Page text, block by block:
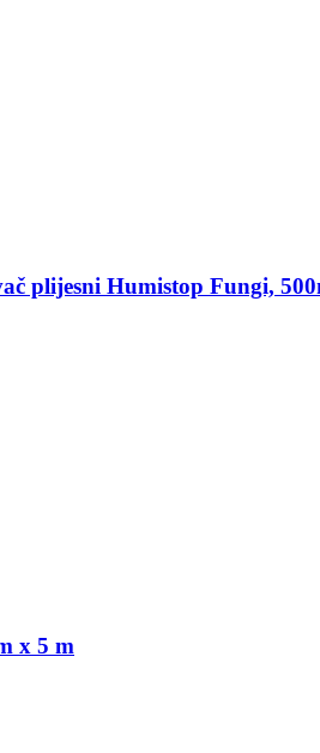
plijesni Humistop Fungi,
x 5 m